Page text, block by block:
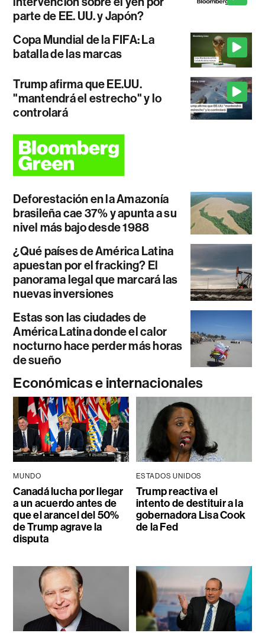
parte de EE. UU. y Japón?
Copa Mundial de la FIFA: La
batalla de las marcas
Trump afirma que EE.UU.
"mantendrá el estrecho" y lo
controlará
Deforestación en la Amazonía
brasileña cae 37% y apunta a su
nivel más bajo desde 1988
¿Qué países de América Latina
apuestan por el fracking? El
panorama legal que marcará las
nuevas inversiones
Estas son las ciudades de
América Latina donde el calor
nocturno hace perder más horas
de sueño
Económicas e internacionales
MUNDO
Canadá lucha por llegar
a un acuerdo antes de
que el arancel del 50%
de Trump agrave la
disputa
ESTADOS UNIDOS
Trump reactiva el
intento de destituir a la
gobernadora Lisa Cook
de la Fed